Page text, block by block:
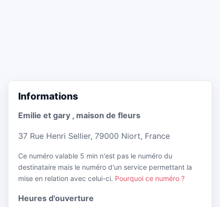
Informations
Emilie et gary , maison de fleurs
37 Rue Henri Sellier, 79000 Niort, France
Ce numéro valable 5 min n'est pas le numéro du
destinataire mais le numéro d'un service permettant la
mise en relation avec celui-ci. Pourquoi ce numéro ?
Heures d'ouverture